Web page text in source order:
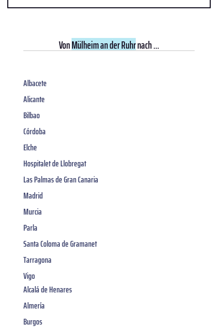
VonMülheim an der Ruhrnach ...
Albacete
Alicante
Bilbao
Córdoba
Elche
Hospitalet de Llobregat
Las Palmas de Gran Canaria
Madrid
Murcia
Parla
Santa Coloma de Gramanet
Tarragona
Vigo
Alcalá de Henares
Almería
Burgos